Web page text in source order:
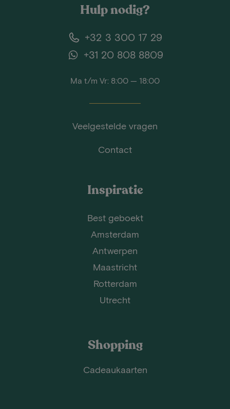
Hulp nodig?
+32 3 300 17 29
+31 20 808 8809
Ma t/m Vr: 8:00 — 18:00
Veelgestelde vragen
Contact
Inspiratie
Best geboekt
Amsterdam
Antwerpen
Maastricht
Rotterdam
Utrecht
Shopping
Cadeaukaarten